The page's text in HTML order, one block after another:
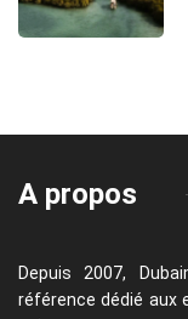
A propos
Depuis 2007,
référence dédié aux